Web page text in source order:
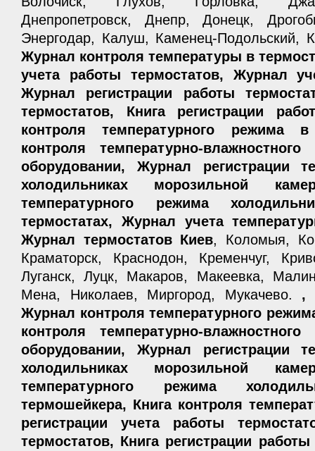
Днепропетровск, Днепр, Донецк,
Энергодар, Калуш, Каменец-Подольский,
Журнал контроля температуры в
учета работы термостатов, Журнал
Журнал регистрации работы
термостатов, Книга регистрации
контроля температурного режима
контроля температурно-
оборудовании, Журнал регистрации
холодильниках морозильной
температурного режима
термостатах, Журнал учета
Журнал термостатов Киев, Коломыя,
Краматорск, Краснодон, Кременчуг,
Луганск, Луцк, Макаров, Макеевка,
Мена, Николаев, Миргород, Мукачево. ,
Журнал контроля температурного
контроля температурно-
оборудовании, Журнал регистрации
холодильниках морозильной
температурного режима
термошейкера, Книга контроля
регистрации учета работы
термостатов, Книга регистрации